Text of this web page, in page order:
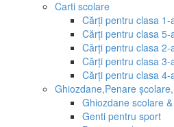
Carti scolare
Cărți pentru clasa 1-
Cărți pentru clasa 5-
Cărți pentru clasa 2-
Cărți pentru clasa 3-
Cărți pentru clasa 4-
Ghiozdane,Penare
Ghiozdane scolare
Genti pentru sport